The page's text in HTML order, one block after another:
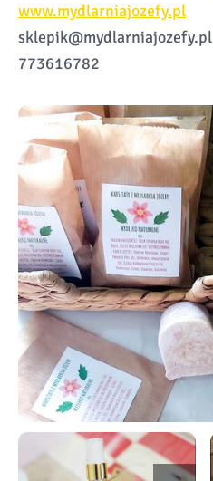
www.mydlarniajozefy.pl
sklepik@mydlarniajozefy.pl
773616782